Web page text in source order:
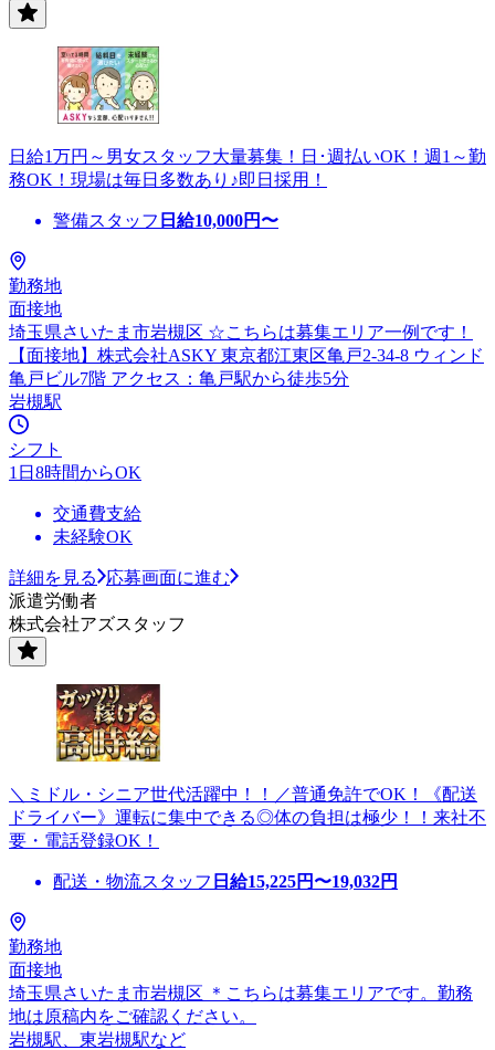
日給1万円～男女スタッフ大量募集！日･週払いOK！週1～勤
務OK！現場は毎日多数あり♪即日採用！
警備スタッフ 日給10,000円〜
勤務地
面接地
埼玉県さいたま市岩槻区 ☆こちらは募集エリア一例です！
【面接地】株式会社ASKY 東京都江東区亀戸2-34-8 ウィンド
亀戸ビル7階 アクセス：亀戸駅から徒歩5分
岩槻駅
シフト
1日8時間からOK
交通費支給
未経験OK
詳細を見る
応募画面に進む
派遣労働者
株式会社アズスタッフ
＼ミドル・シニア世代活躍中！！／普通免許でOK！《配送
ドライバー》運転に集中できる◎体の負担は極少！！来社不
要・電話登録OK！
配送・物流スタッフ 日給15,225円〜19,032円
勤務地
面接地
埼玉県さいたま市岩槻区 ＊こちらは募集エリアです。勤務
地は原稿内をご確認ください。
岩槻駅、東岩槻駅など